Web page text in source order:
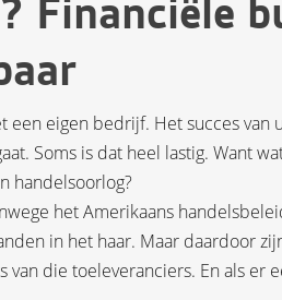
Financiële
een eigen bedrijf. Het succes van
Soms is dat heel lastig. Want
handelsoorlog?
het Amerikaans
in het haar. Maar daardoor
die toeleveranciers. En als er